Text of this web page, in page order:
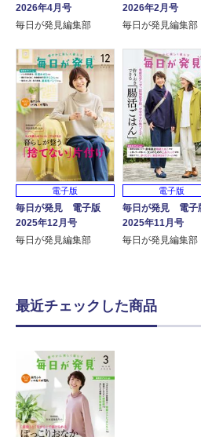
2026年4月号
毎日が発見編集部
2026年2月号
毎日が発見編集部
電子版
毎日が発見 電子版
2025年12月号
毎日が発見編集部
電子版
毎日が発見 電
2025年11月号
毎日が発見編集部
最近チェックした商品